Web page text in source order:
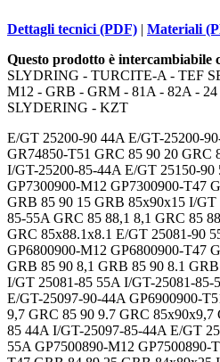
Dettagli tecnici (PDF) | Materiali
Questo prodotto è intercambiabile
SLYDRING - TURCITE-A - TEF
M12 - GRB - GRM - 81A - 82A -
SLYDERING - KZT
E/GT 25200-90 44A E/GT-25200-
GR74850-T51 GRC 85 90 20 GRC
I/GT-25200-85-44A E/GT 25150-
GP7300900-M12 GP7300900-T47
GRB 85 90 15 GRB 85x90x15 I/
85-55A GRC 85 88,1 8,1 GRC 85
GRC 85x88.1x8.1 E/GT 25081-90
GP6800900-M12 GP6800900-T47
GRB 85 90 8,1 GRB 85 90 8.1
I/GT 25081-85 55A I/GT-25081-85-
E/GT-25097-90-44A GP6900900-
9,7 GRC 85 90 9.7 GRC
85 44A I/GT-25097-85-44A E/GT
55A GP7500890-M12 GP7500890-